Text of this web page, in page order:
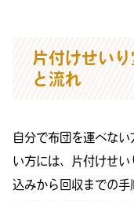
片付けせい
と流れ
自分で布団を運べな
い方には、片付けせ
込みから回収までの